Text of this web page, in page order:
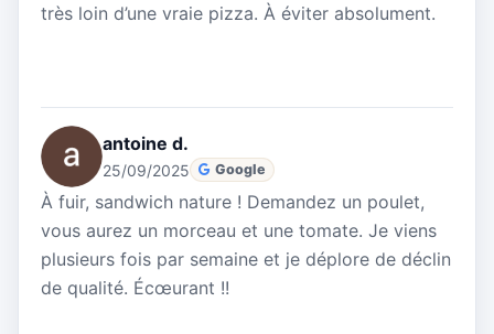
très loin d’une vraie pizza. À éviter absolument.
antoine d.
25/09/2025 Google
À fuir, sandwich nature ! Demandez un poulet,
vous aurez un morceau et une tomate. Je viens
plusieurs fois par semaine et je déplore de déclin
de qualité. Écœurant !!